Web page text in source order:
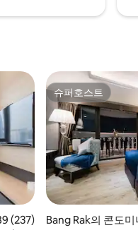
점(5점 만점), 후기 237개
(237)
슈퍼호스트
슈퍼호스트
Bang Rak의 콘도미